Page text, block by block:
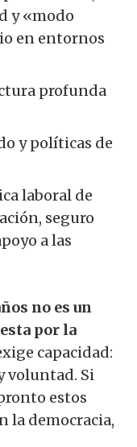
y «modo
en entornos
profunda
y políticas de
laboral de
seguro
a las
no es un
por la
capacidad:
voluntad. Si
estos
la democracia,